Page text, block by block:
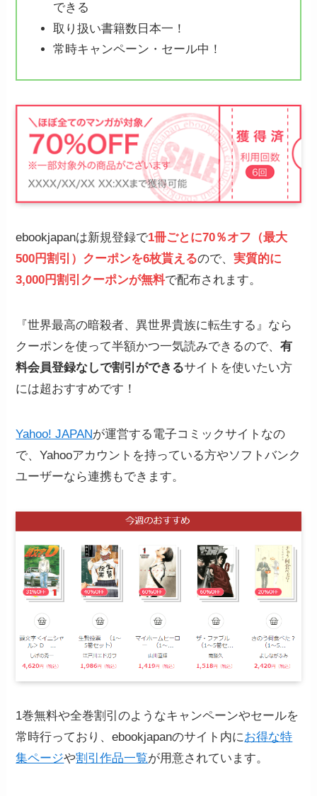
できる
取り扱い書籍数日本一！
常時キャンペーン・セール中！
ebookjapanは新規登録で1冊ごとに70％オフ（最大
500円割引）クーポンを6枚貰えるので、実質的に
3,000円割引クーポンが無料で配布されます。
『世界最高の暗殺者、異世界貴族に転生する』なら
クーポンを使って半額かつ一気読みできるので、有
料会員登録なしで割引ができるサイトを使いたい方
には超おすすめです！
Yahoo! JAPANが運営する電子コミックサイトなの
で、Yahooアカウントを持っている方やソフトバンク
ユーザーなら連携もできます。
1巻無料や全巻割引のようなキャンペーンやセールを
常時行っており、ebookjapanのサイト内にお得な特
集ページや割引作品一覧が用意されています。